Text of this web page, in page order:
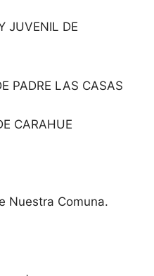
JUVENIL DE
PADRE LAS CASAS
CARAHUE
Nuestra Comuna.